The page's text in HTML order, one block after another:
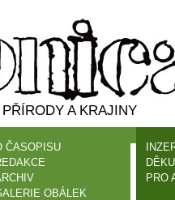
A KRAJINY
ČASOPISU
OBÁLEK
PRO